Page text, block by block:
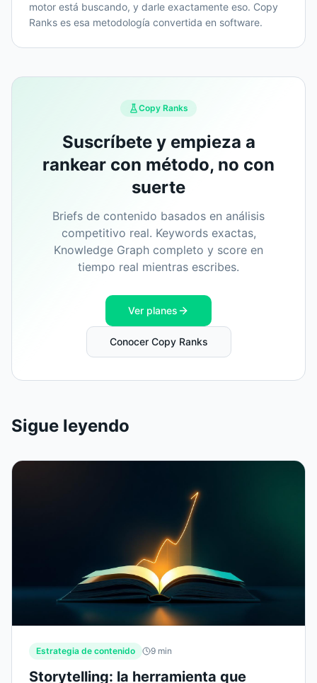
motor está buscando, y darle exactamente eso. Copy
Ranks es esa metodología convertida en software.
Copy Ranks
Suscríbete y empieza a
rankear con método, no con
suerte
Briefs de contenido basados en análisis
competitivo real. Keywords exactas,
Knowledge Graph completo y score en
tiempo real mientras escribes.
Ver planes
Conocer Copy Ranks
Sigue leyendo
Estrategia de contenido 9 min
Storytelling: la herramienta que